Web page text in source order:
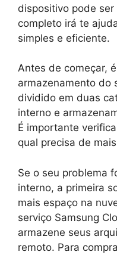
dispositivo pode
completo irá te
simples e eficiente.
Antes de começar,
armazenamento do
dividido em duas
interno e
É importante
qual precisa de
Se o seu problema
interno, a primeira
mais espaço na
serviço Samsung
armazene seus
remoto. Para